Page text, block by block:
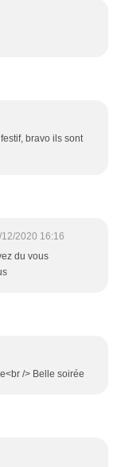
bravo ils sont
2020 16:16
du vous
/> Belle soirée